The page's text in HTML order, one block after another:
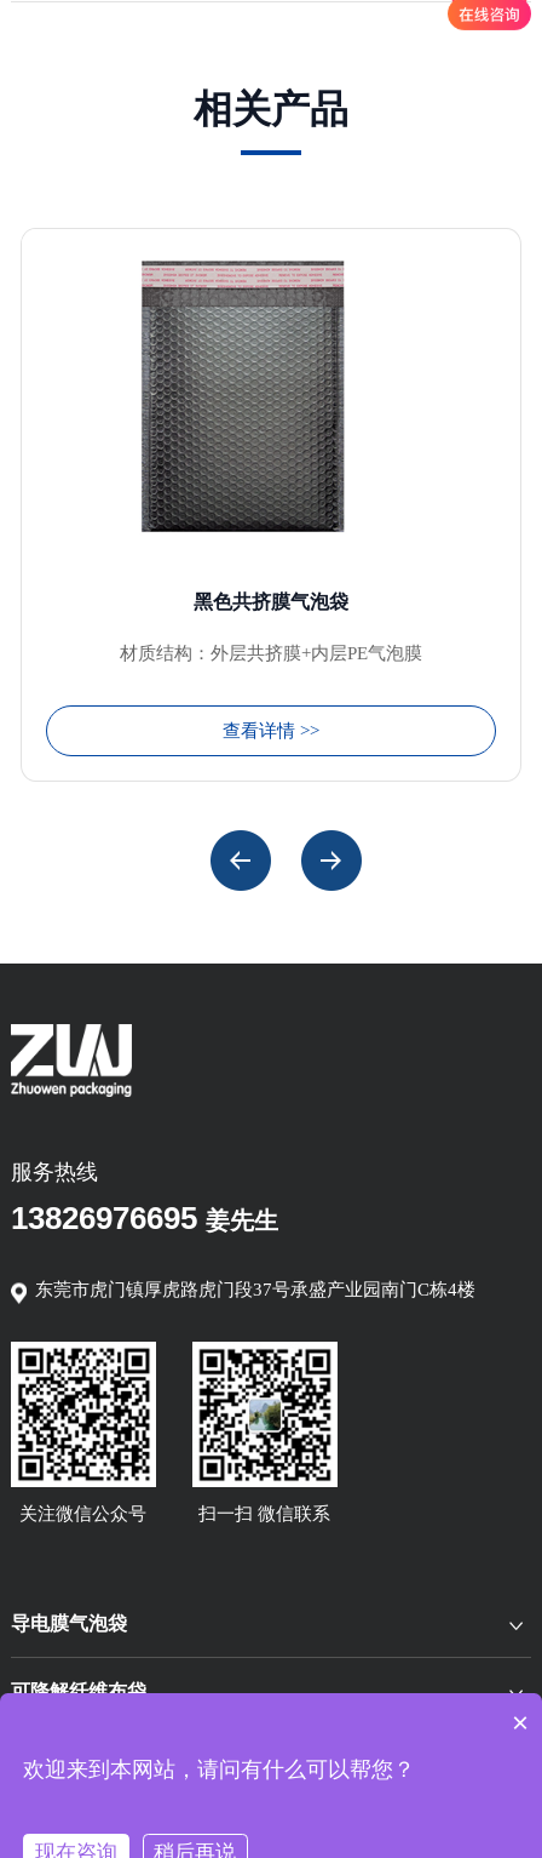
相关产品
黑色共挤膜气泡袋
材质结构：外层共挤膜+内层PE气泡膜
查看详情 >>
服务热线
13826976695 姜先生
东莞市虎门镇厚虎路虎门段37号承盛产业园南门C栋4楼
关注微信公众号 扫一扫 微信联系
导电膜气泡袋
可降解纤维布袋
EPE异型材
×
欢迎来到本网站，请问有什么可以帮您？
现在咨询 稍后再说